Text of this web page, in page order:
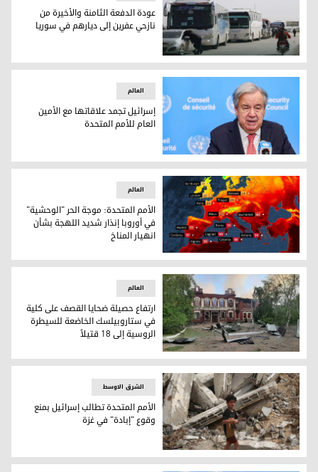
عودة الدفعة الثامنة والأخيرة من نازحي عفرين إلى ديارهم في
عودة الدفعة الثامنة والأخيرة من
نازحي عفرين إلى ديارهم في سوريا
إسرائيل تجمد علاقاتها مع الأمين العام للأمم المتحدة
العالم
إسرائيل تجمد علاقاتها مع الأمين
العام للأمم المتحدة
الأمم المتحدة: موجة الحر "الوحشية" في أوروبا إنذار شديد
العالم
الأمم المتحدة: موجة الحر "الوحشية"
في أوروبا إنذار شديد اللهجة بشأن
انهيار المناخ
ارتفاع حصيلة ضحايا القصف على كلية في ستاروبيلسك الخاضعة
العالم
ارتفاع حصيلة ضحايا القصف على كلية
في ستاروبيلسك الخاضعة للسيطرة
الروسية إلى 18 قتيلاً
الأمم المتحدة تطالب إسرائيل بمنع وقوع "إبادة" في غزة
الشرق الاوسط
الأمم المتحدة تطالب إسرائيل بمنع
وقوع "إبادة" في غزة